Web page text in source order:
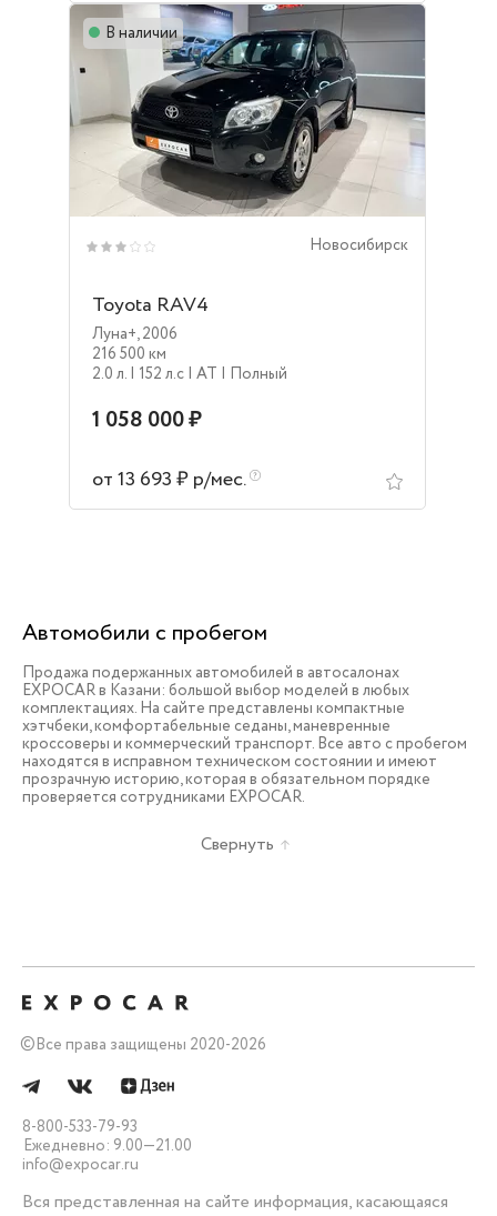
В наличии
Новосибирск
Toyota RAV4
Луна+,2006
216 500 км
2.0 л. | 152 л.c | AT | Полный
1 058 000 ₽
от 13 693 ₽ р/мес.
Автомобили с пробегом
Продажа подержанных автомобилей в автосалонах
EXPOCAR в Казани: большой выбор моделей в любых
комплектациях. На сайте представлены компактные
хэтчбеки, комфортабельные седаны, маневренные
кроссоверы и коммерческий транспорт. Все авто с пробегом
находятся в исправном техническом состоянии и имеют
прозрачную историю, которая в обязательном порядке
проверяется сотрудниками EXPOCAR.
Свернуть
©Все права защищены 2020-2026
8-800-533-79-93
Ежедневно: 9.00—21.00
info@expocar.ru
Вся представленная на сайте информация, касающаяся